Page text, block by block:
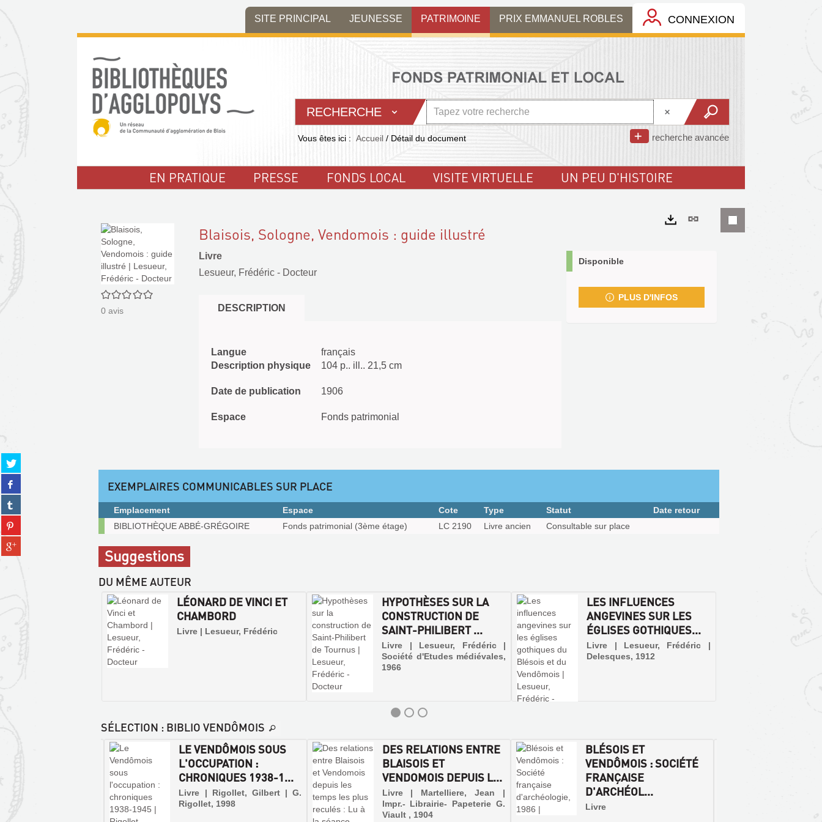
menu
contenu
la
SITE PRINCIPAL JEUNESSE PATRIMOINE PRIX EMMANUEL ROBLES CONNEXION
RECHERCHE
recherche avancée
Vous êtes ici : Accueil / Détail du document
EN PRATIQUE PRESSE FONDS LOCAL VISITE VIRTUELLE UN PEU D'HISTOIRE
Partager
sur
twitter
(Nouvelle
fenêtre)
Partager
sur
facebook
(Nouvelle
fenêtre)
Partager
sur
tumblr
(Nouvelle
fenêtre)
Partager
sur
pinterest
(Nouvelle
Partager
sur
0/5
0 avis
Blaisois, Sologne, Vendomois : guide illustré
Livre
Lesueur, Frédéric - Docteur
DESCRIPTION
Langue
français
Description physique
104 p.. ill.. 21,5 cm
Date de publication 1906
Espace Fonds patrimonial
Lien
Disponible
PLUS D'INFOS
EXEMPLAIRES COMMUNICABLES SUR PLACE
Exemplaires
communicables
sur
place
Emplacement Espace Cote Type Statut
Date retour
BIBLIOTHÈQUE ABBÉ-GRÉGOIRE
Fonds patrimonial (3ème étage) LC 2190 Livre ancien Consultable sur place
Suggestions
DU MÊME AUTEUR
HYPOTHÈSES SUR LA
CONSTRUCTION DE
SAINT-PHILIBERT ...
Livre | Lesueur, Frédéric |
Société d'Etudes médiévales,
1966
LES INFLUENCES
ANGEVINES SUR LES
ÉGLISES GOTHIQUES...
Livre | Lesueur, Frédéric |
Delesques, 1912
LÉONARD DE VINCI ET
CHAMBORD
Livre | Lesueur, Frédéric
SÉLECTION : BIBLIO VENDÔMOIS
DES RELATIONS ENTRE
BLAISOIS ET
VENDOMOIS DEPUIS L...
Livre | Martelliere, Jean |
Impr.- Librairie- Papeterie G.
Viault , 1904
BLÉSOIS ET
VENDÔMOIS : SOCIÉTÉ
FRANÇAISE
D'ARCHÉOL...
Livre
LE VENDÔMOIS SOUS
L'OCCUPATION :
CHRONIQUES 1938-1...
Livre | Rigollet, Gilbert | G.
Rigollet, 1998